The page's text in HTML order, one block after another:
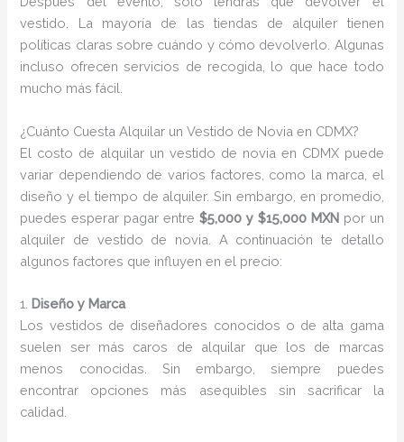
vestido. La mayoría de las tiendas de alquiler tienen
políticas claras sobre cuándo y cómo devolverlo. Algunas
incluso ofrecen servicios de recogida, lo que hace todo
mucho más fácil.
¿Cuánto Cuesta Alquilar un Vestido de Novia en CDMX?
El costo de alquilar un vestido de novia en CDMX puede
variar dependiendo de varios factores, como la marca, el
diseño y el tiempo de alquiler. Sin embargo, en promedio,
puedes esperar pagar entre$5,000 y $15,000 MXNpor un
alquiler de vestido de novia. A continuación te detallo
algunos factores que influyen en el precio:
1. Diseño y Marca
Los vestidos de diseñadores conocidos o de alta gama
suelen ser más caros de alquilar que los de marcas
menos conocidas. Sin embargo, siempre puedes
encontrar opciones más asequibles sin sacrificar la
calidad.